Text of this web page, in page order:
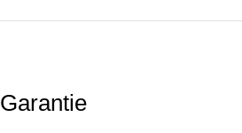
Garantie